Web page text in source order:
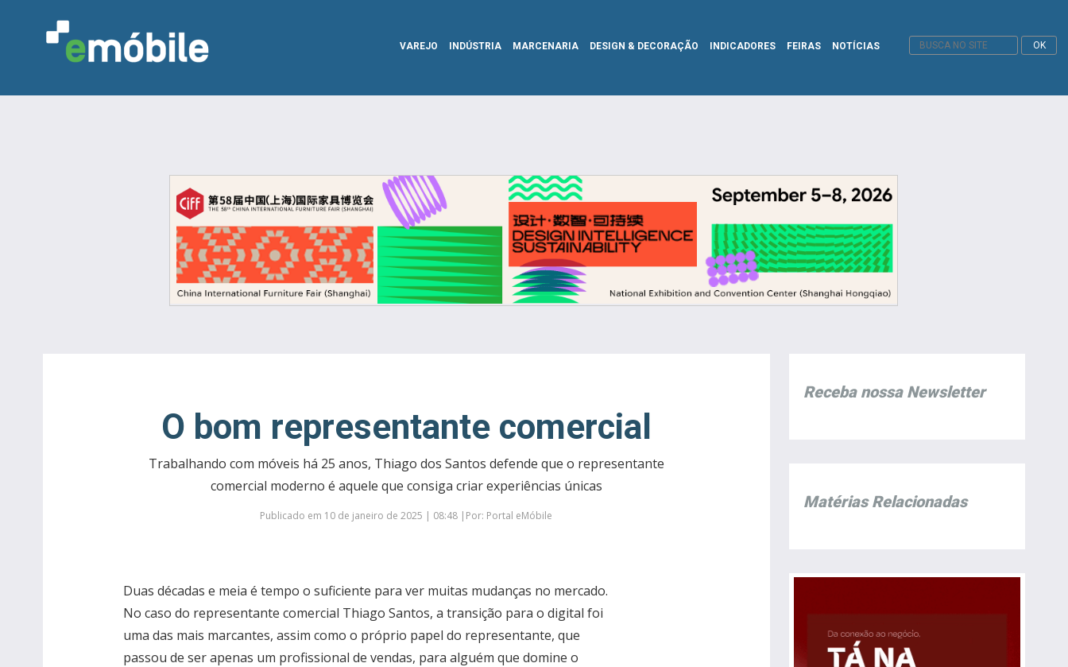
VAREJO INDÚSTRIA MARCENARIA DESIGN & DECORAÇÃO INDICADORES FEIRAS NOTÍCIAS
O bom representante comercial
Trabalhando com móveis há 25 anos, Thiago dos Santos defende que o representante
comercial moderno é aquele que consiga criar experiências únicas
Publicado em 10 de janeiro de 2025 | 08:48 |Por: Portal eMóbile
Duas décadas e meia é tempo o suficiente para ver muitas mudanças no mercado.
No caso do representante comercial Thiago Santos, a transição para o digital foi
uma das mais marcantes, assim como o próprio papel do representante, que
passou de ser apenas um profissional de vendas, para alguém que domine o
Receba nossa Newsletter
Matérias Relacionadas